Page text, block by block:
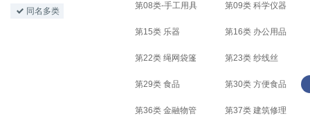
同名多类
第08类-手工用具 第09类 科学仪器
第15类 乐器 第16类 办公用品
第22类 绳网袋篷 第23类 纱线丝
第29类 食品 第30类 方便食品
第36类 金融物管 第37类 建筑修理